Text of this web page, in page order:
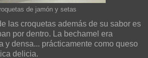
de jamón y setas
las croquetas además de su sabor es
por dentro. La bechamel era
y densa... prácticamente como queso
delicia.